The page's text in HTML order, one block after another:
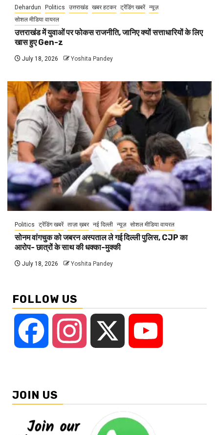
Dehardun Politics उत्तराखंड खबर हटकर ट्रेंडिंग खबरें न्यूज़
सोशल मीडिया वायरल
उत्तराखंड में युवाओं पर फोकस राजनीति, जानिए क्यों सत्ताधारियों के लिए
खास हुए Gen-z
July 18, 2026 Yoshita Pandey
Politics ट्रेंडिंग खबरें ताज़ा ख़बर नई दिल्ली न्यूज़ सोशल मीडिया वायरल
सोनम वांगचुक को जबरन अस्पताल ले गई दिल्ली पुलिस, CJP का
आरोप- छात्रों के साथ की धक्का-मुक्की
July 18, 2026 Yoshita Pandey
FOLLOW US
Facebook Instagram
JOIN US